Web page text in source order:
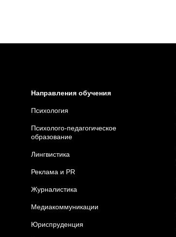
Направления обучения
Психология
Психолого-педагогическое
образование
Лингвистика
Реклама и PR
Журналистика
Медиакоммуникации
Юриcпруденция